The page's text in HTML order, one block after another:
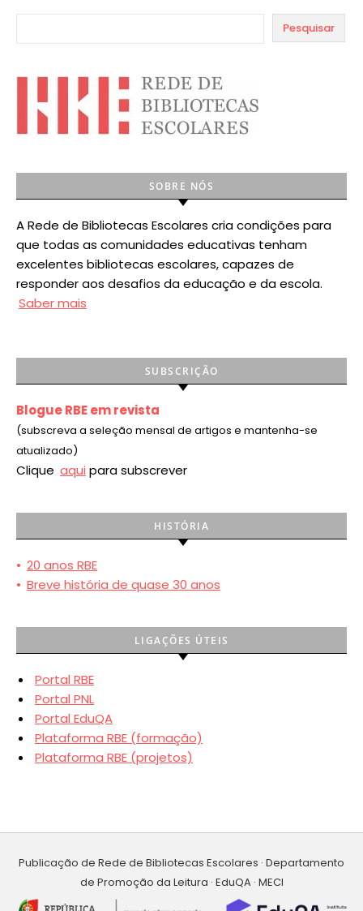
Pesquisar
SOBRE NÓS
A Rede de Bibliotecas Escolares cria condições para
que todas as comunidades educativas tenham
excelentes bibliotecas escolares, capazes de
responder aos desafios da educação e da escola.
Saber mais
SUBSCRIÇÃO
Blogue RBE em revista
(subscreva a seleção mensal de artigos e mantenha-se
atualizado)
Clique aqui para subscrever
HISTÓRIA
• 20 anos RBE
• Breve história de quase 30 anos
LIGAÇÕES ÚTEIS
Portal RBE
Portal PNL
Portal EduQA
Plataforma RBE (formação)
Plataforma RBE (projetos)
Publicação de Rede de Bibliotecas Escolares · Departamento
de Promoção da Leitura · EduQA · MECI